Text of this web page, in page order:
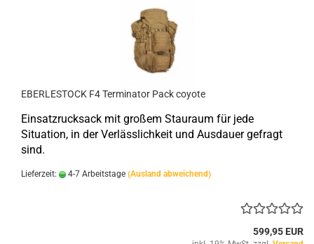
EBERLESTOCK F4 Terminator Pack coyote
Einsatzrucksack mit großem Stauraum für jede
Situation, in der Verlässlichkeit und Ausdauer gefragt
sind.
Lieferzeit: 4-7 Arbeitstage (Ausland abweichend)
599,95 EUR